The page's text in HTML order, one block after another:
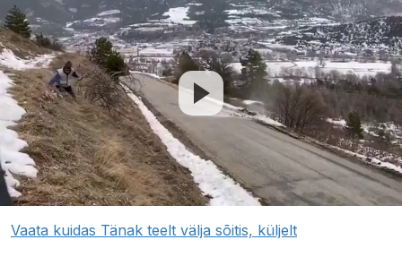
Vaata kuidas Tänak teelt välja sõitis, küljelt